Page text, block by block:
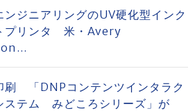
ンジニアリングのUV硬化型インク
プリンタ 米・Avery
刷 「DNPコンテンツインタラク
ステム みどころシリーズ」が